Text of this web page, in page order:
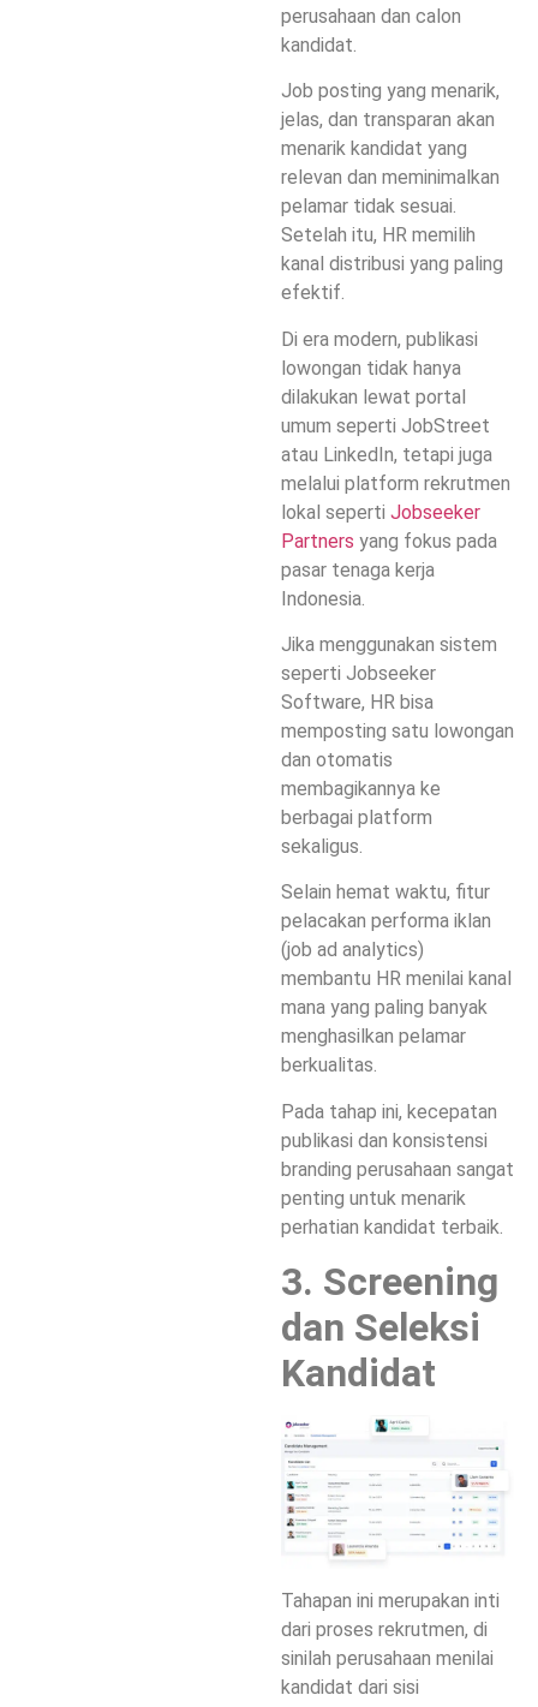
perusahaan dan calon
kandidat.
Job posting yang menarik,
jelas, dan transparan akan
menarik kandidat yang
relevan dan meminimalkan
pelamar tidak sesuai.
Setelah itu, HR memilih
kanal distribusi yang paling
efektif.
Di era modern, publikasi
lowongan tidak hanya
dilakukan lewat portal
umum seperti JobStreet
atau LinkedIn, tetapi juga
melalui platform rekrutmen
lokal seperti Jobseeker
Partners yang fokus pada
pasar tenaga kerja
Indonesia.
Jika menggunakan sistem
seperti Jobseeker
Software, HR bisa
memposting satu lowongan
dan otomatis
membagikannya ke
berbagai platform
sekaligus.
Selain hemat waktu, fitur
pelacakan performa iklan
(job ad analytics)
membantu HR menilai kanal
mana yang paling banyak
menghasilkan pelamar
berkualitas.
Pada tahap ini, kecepatan
publikasi dan konsistensi
branding perusahaan sangat
penting untuk menarik
perhatian kandidat terbaik.
3. Screening
dan Seleksi
Kandidat
Tahapan ini merupakan inti
dari proses rekrutmen, di
sinilah perusahaan menilai
kandidat dari sisi